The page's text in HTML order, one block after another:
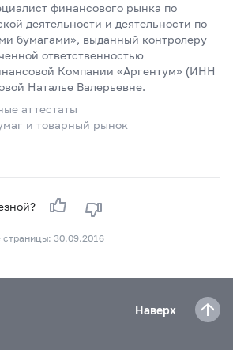
финансового рынка по
деятельности и деятельности по
бумагами», выданный контролеру
ответственностью
Компании «Аргентум» (ИНН
Наталье Валерьевне.
аттестаты
и товарный рынок
30.09.2016
Наверх